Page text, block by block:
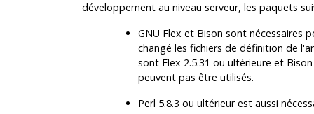
développement au niveau serveur, les paquets
GNU Flex et Bison sont nécessaires
changé les fichiers de définition de
sont Flex 2.5.31 ou ultérieure et Bison
peuvent pas être utilisés.
Perl 5.8.3 ou ultérieur est aussi